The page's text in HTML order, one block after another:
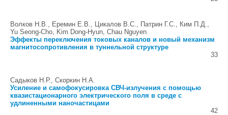
Волков Н.В., Еремин Е.В., Цикалов В.С., Патрин Г.С., Ким П.Д.,
Yu Seong-Cho, Kim Dong-Hyun, Chau Nguyen
Эффекты переключения токовых каналов и новый механизм
магнитосопротивления в туннельной структуре
33
Садыков Н.Р., Скоркин Н.А.
Усиление и самофокусировка СВЧ-излучения с помощью
квазистационарного электрического поля в среде с
удлиненными наночастицами
42